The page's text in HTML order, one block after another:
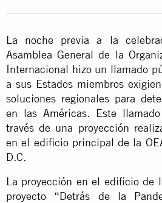
La noche previa a la
Asamblea General de la
Internacional hizo un llamado
a sus Estados miembros
soluciones regionales para
en las Américas. Este
través de una proyección
en el edificio principal de la
D.C.
La proyección en el edificio de
proyecto “Detrás de la